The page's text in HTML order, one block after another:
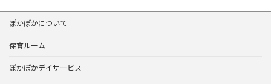
ぽかぽかについて
保育ルーム
ぽかぽかデイサービス